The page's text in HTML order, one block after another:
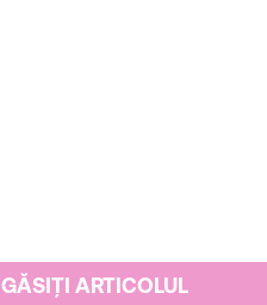
GĂSIȚI ARTICOLUL